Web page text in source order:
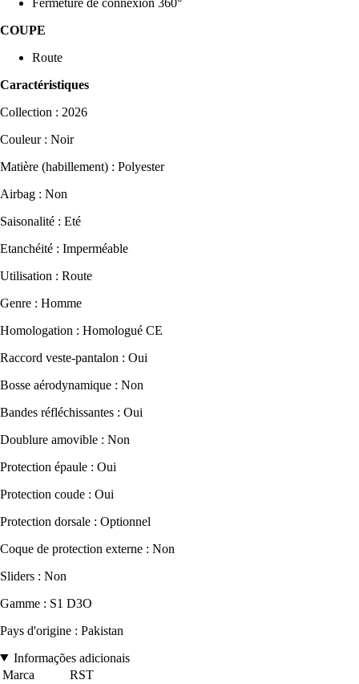
COUPE
Route
Caractéristiques
Collection : 2026
Couleur : Noir
Matière (habillement) : Polyester
Airbag : Non
Saisonalité : Eté
Etanchéité : Imperméable
Utilisation : Route
Genre : Homme
Homologation : Homologué CE
Raccord veste-pantalon : Oui
Bosse aérodynamique : Non
Bandes réfléchissantes : Oui
Doublure amovible : Non
Protection épaule : Oui
Protection coude : Oui
Protection dorsale : Optionnel
Coque de protection externe : Non
Sliders : Non
Gamme : S1 D3O
Pays d'origine : Pakistan
Informações adicionais
Marca
RST